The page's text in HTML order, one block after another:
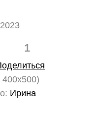
1
400x500)
Ирина